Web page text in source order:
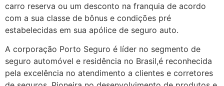
carro reserva ou um desconto na franquia de acordo
com a sua classe de bônus e condições pré
estabelecidas em sua apólice de seguro auto.
A corporação Porto Seguro é líder no segmento de
seguro automóvel e residência no Brasil,é reconhecida
pela excelência no atendimento a clientes e corretores